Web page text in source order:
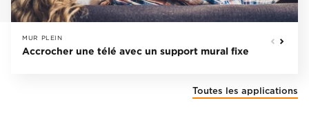
MUR PLEIN
Accrocher une télé avec un support mural fixe
Toutes les applications